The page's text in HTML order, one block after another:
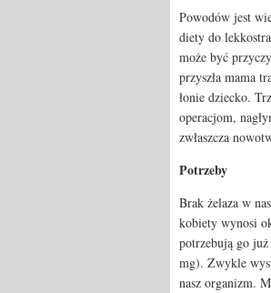
Powodów jest
diety do
może być
przyszła mama
łonie dziecko.
operacjom,
zwłaszcza
Potrzeby
Brak żelaza w
kobiety wynosi
potrzebują go
mg). Zwykle
nasz organizm.